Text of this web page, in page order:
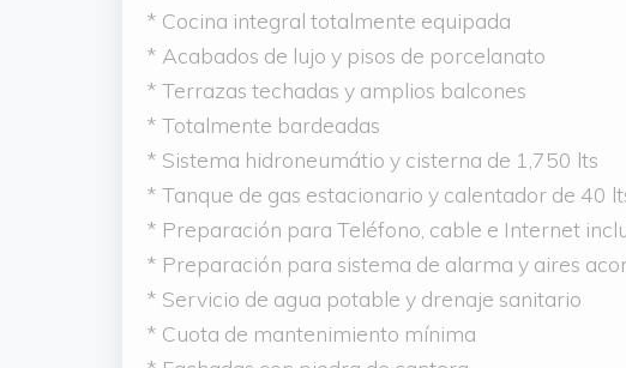
* Cocina integral totalmente equipada
* Acabados de lujo y pisos de porcelanato
* Terrazas techadas y amplios balcones
* Totalmente bardeadas
* Sistema hidroneumátio y cisterna de 1,750 lts
* Tanque de gas estacionario y calentador de 40
* Preparación para Teléfono, cable e Internet
* Preparación para sistema de alarma y aires
* Servicio de agua potable y drenaje sanitario
* Cuota de mantenimiento mínima